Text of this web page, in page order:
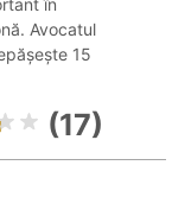
în
Avocatul
15
(17)